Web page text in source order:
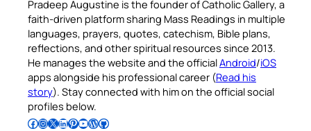
Pradeep Augustine is the founder of Catholic Gallery, a
faith-driven platform sharing Mass Readings in multiple
languages, prayers, quotes, catechism, Bible plans,
reflections, and other spiritual resources since 2013.
He manages the website and the officialAndroid/iOS
apps alongside his professional career (Read his
story). Stay connected with him on the official social
profiles below.
Follow Pradeep on Facebook Follow Pradeep on InstagramFollow Pradeep on X Follow Pradeep on LinkedIn Follow Pradeep on Pinterest Subscribe to Pradeep’s Youtube Channel Follow Pradeep on WordPress Follow Pradeep on GitHub